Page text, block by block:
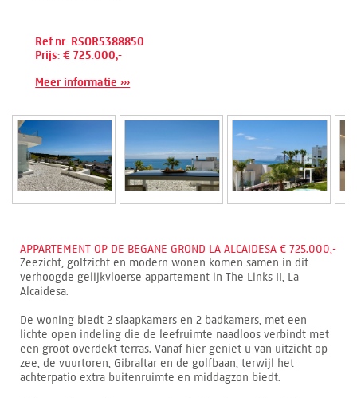
Ref.nr: RSOR5388850
Prijs: € 725.000,-
Meer informatie ›››
APPARTEMENT OP DE BEGANE GROND LA ALCAIDESA € 725.000,-
Zeezicht, golfzicht en modern wonen komen samen in dit
verhoogde gelijkvloerse appartement in The Links II, La
Alcaidesa.
De woning biedt 2 slaapkamers en 2 badkamers, met een
lichte open indeling die de leefruimte naadloos verbindt met
een groot overdekt terras. Vanaf hier geniet u van uitzicht op
zee, de vuurtoren, Gibraltar en de golfbaan, terwijl het
achterpatio extra buitenruimte en middagzon biedt.